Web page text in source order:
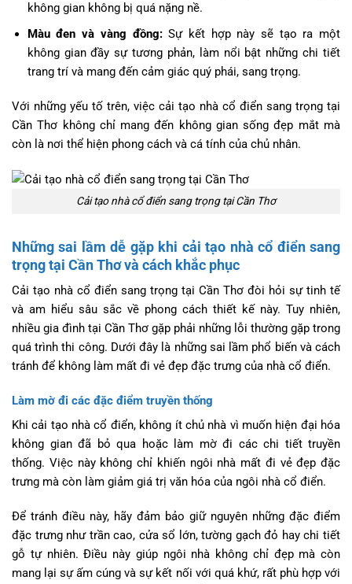
không gian không bị quá nặng nề.
Màu đen và vàng đồng:Sự kết hợp này sẽ tạo ra một
không gian đầy sự tương phản, làm nổi bật những chi tiết
trang trí và mang đến cảm giác quý phái, sang trọng.
Với những yếu tố trên, việc cải tạo nhà cổ điển sang trọng tại
Cần Thơ không chỉ mang đến không gian sống đẹp mắt mà
còn là nơi thể hiện phong cách và cá tính của chủ nhân.
Cải tạo nhà cổ điển sang trọng tại Cần Thơ
Những sai lầm dễ gặp khi cải tạo nhà cổ điển sang
trọng tại Cần Thơ và cách khắc phục
Cải tạo nhà cổ điển sang trọng tại Cần Thơ đòi hỏi sự tinh tế
và am hiểu sâu sắc về phong cách thiết kế này. Tuy nhiên,
nhiều gia đình tại Cần Thơ gặp phải những lỗi thường gặp trong
quá trình thi công. Dưới đây là những sai lầm phổ biến và cách
tránh để không làm mất đi vẻ đẹp đặc trưng của nhà cổ điển.
Làm mờ đi các đặc điểm truyền thống
Khi cải tạo nhà cổ điển, không ít chủ nhà vì muốn hiện đại hóa
không gian đã bỏ qua hoặc làm mờ đi các chi tiết truyền
thống. Việc này không chỉ khiến ngôi nhà mất đi vẻ đẹp đặc
trưng mà còn làm giảm giá trị văn hóa của ngôi nhà cổ điển.
Để tránh điều này, hãy đảm bảo giữ nguyên những đặc điểm
đặc trưng như trần cao, cửa sổ lớn, tường gạch đỏ hay chi tiết
gỗ tự nhiên. Điều này giúp ngôi nhà không chỉ đẹp mà còn
mang lại sự ấm cúng và sự kết nối với quá khứ, rất phù hợp với